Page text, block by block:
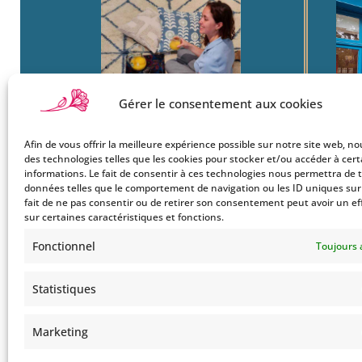
Gérer le consentement aux cookies
Afin de vous offrir la meilleure expérience possible sur notre site web,
des technologies telles que les cookies pour stocker et/ou accéder à
informations. Le fait de consentir à ces technologies nous permettra de
données telles que le comportement de navigation ou les ID uniques sur
fait de ne pas consentir ou de retirer son consentement peut avoir un
sur certaines caractéristiques et fonctions.
Fonctionnel Toujours
Statistiques
Marketing
Boutique
Mon Compte
Le Style Bohemians
22